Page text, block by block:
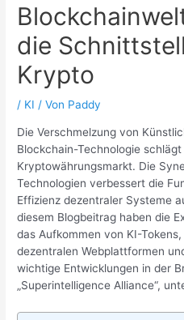
die
Krypto
/ KI / Von Paddy
Die Verschmelzung von
Blockchain-Technologie
Kryptowährungsmarkt. Die
Technologien verbessert die
Effizienz dezentraler Systeme
diesem Blogbeitrag haben die
das Aufkommen von KI-
dezentralen Webplattformen
wichtige Entwicklungen in der
„Superintelligence Alliance“,